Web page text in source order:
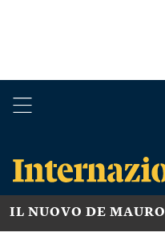
IL NUOVO DE MAURO